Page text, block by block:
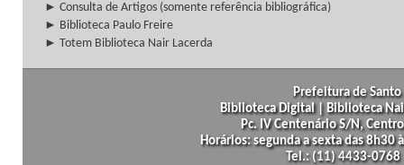
► Consulta de Artigos (somente referência bibliográfica)
► Biblioteca Paulo Freire
► Totem Biblioteca Nair Lacerda
Prefeitura de
Biblioteca Digital | Biblioteca
Pc. IV Centenário S/N,
Horários: segunda a sexta das
Tel.: (11) 4433-